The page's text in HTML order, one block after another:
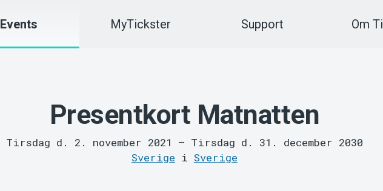
Events MyTickster Support Om
Presentkort Matnatten
Tirsdag d. 2. november 2021 – Tirsdag d. 31. december 2030
Sverige i Sverige